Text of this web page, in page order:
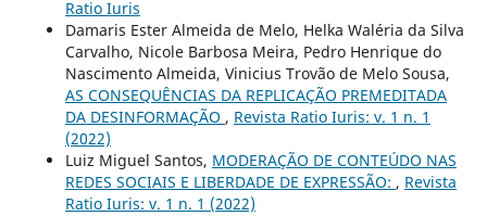
Ratio Iuris
Damaris Ester Almeida de Melo, Helka Waléria da Silva
Carvalho, Nicole Barbosa Meira, Pedro Henrique do
Nascimento Almeida, Vinicius Trovão de Melo Sousa,
AS CONSEQUÊNCIAS DA REPLICAÇÃO PREMEDITADA
DA DESINFORMAÇÃO , Revista Ratio Iuris: v. 1 n. 1
(2022)
Luiz Miguel Santos, MODERAÇÃO DE CONTEÚDO NAS
REDES SOCIAIS E LIBERDADE DE EXPRESSÃO: , Revista
Ratio Iuris: v. 1 n. 1 (2022)